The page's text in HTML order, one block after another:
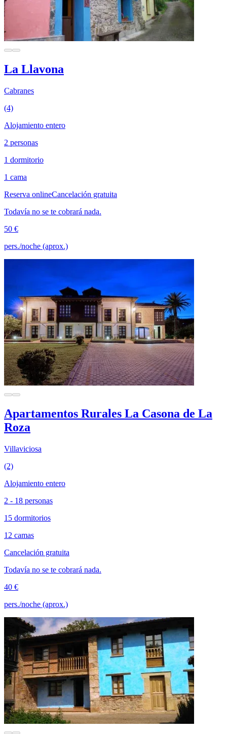
La Llavona
Cabranes
(4)
Alojamiento entero
2 personas
1 dormitorio
1 cama
Reserva onlineCancelación gratuita
Todavía no se te cobrará nada.
50 €
pers./noche (aprox.)
Apartamentos Rurales La Casona de La
Roza
Villaviciosa
(2)
Alojamiento entero
2 - 18 personas
15 dormitorios
12 camas
Cancelación gratuita
Todavía no se te cobrará nada.
40 €
pers./noche (aprox.)